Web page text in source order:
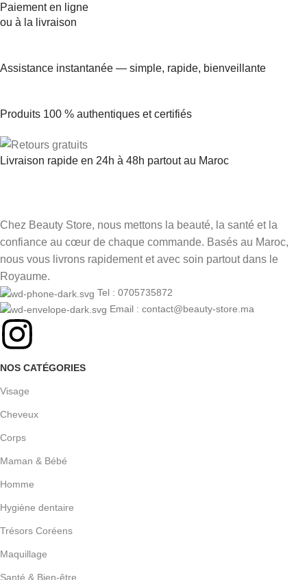
Paiement en ligne
ou à la livraison
Assistance instantanée — simple, rapide, bienveillante
Produits 100 % authentiques et certifiés
Livraison rapide en 24h à 48h partout au Maroc
Chez Beauty Store, nous mettons la beauté, la santé et la
confiance au cœur de chaque commande. Basés au Maroc,
nous vous livrons rapidement et avec soin partout dans le
Royaume.
Tel : 0705735872
Email : contact@beauty-store.ma
NOS CATÉGORIES
Visage
Cheveux
Corps
Maman & Bébé
Homme
Hygiène dentaire
Trésors Coréens
Maquillage
Santé & Bien-être